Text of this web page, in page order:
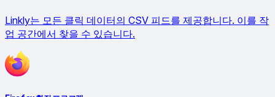
Linkly는 모든 클릭 데이터의 CSV 피드를 제공합니다. 이를 작
업 공간에서 찾을 수 있습니다.